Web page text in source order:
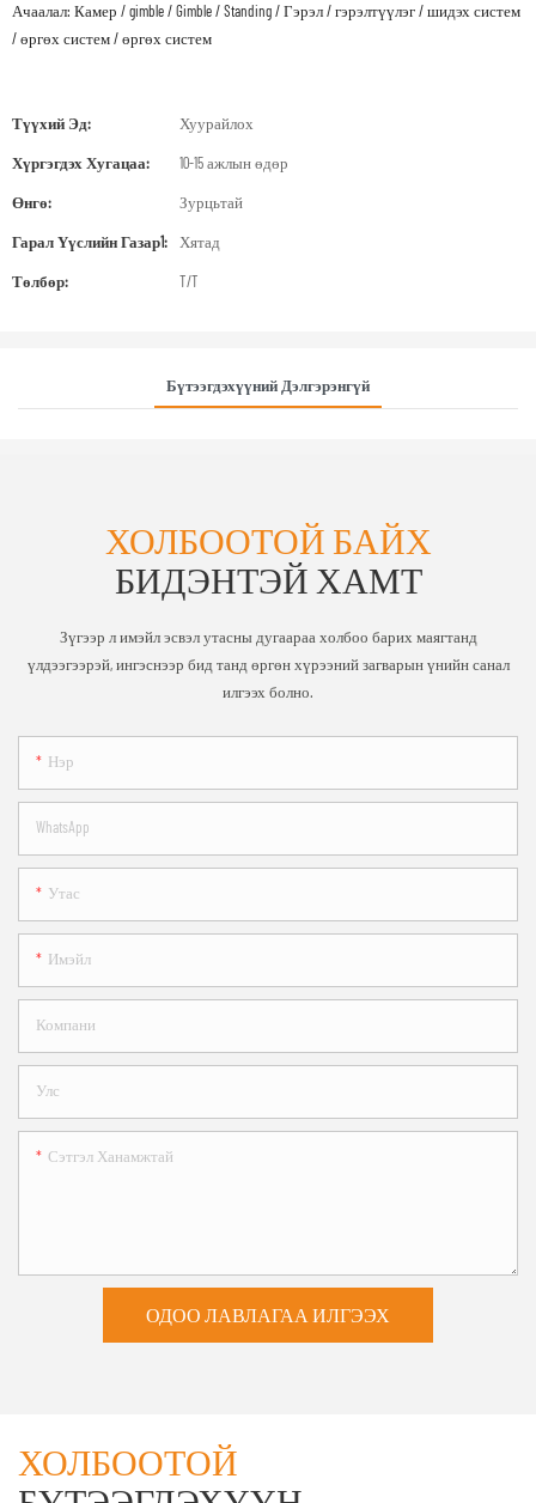
Ачаалал: Камер / gimble / Gimble / Standing / Гэрэл / гэрэлтүүлэг / шидэх систем
/ өргөх систем / өргөх систем
Түүхий Эд: Хуурайлох
Хүргэгдэх Хугацаа: 10-15 ажлын өдөр
Өнгө: Зурцьтай
Гарал Үүслийн Газар1: Хятад
Төлбөр: T/T
Бүтээгдэхүүний Дэлгэрэнгүй
ХОЛБООТОЙ БАЙХ
БИДЭНТЭЙ ХАМТ
Зүгээр л имэйл эсвэл утасны дугаараа холбоо барих маягтанд
үлдээгээрэй, ингэснээр бид танд өргөн хүрээний загварын үнийн санал
илгээх болно.
Нэр
WhatsApp
Утас
Имэйл
Компани
Улс
Сэтгэл Ханамжтай
ОДОО ЛАВЛАГАА ИЛГЭЭХ
ХОЛБООТОЙ